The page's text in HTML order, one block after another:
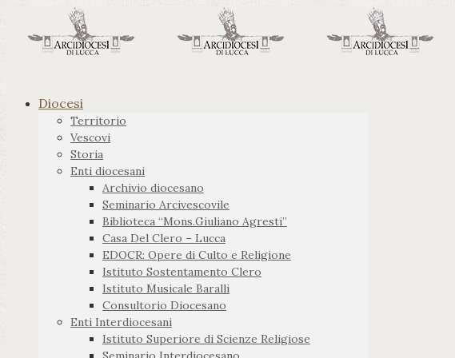
Diocesi
Territorio
Vescovi
Storia
Enti diocesani
Archivio diocesano
Seminario Arcivescovile
Biblioteca “Mons.Giuliano Agresti”
Casa Del Clero – Lucca
EDOCR: Opere di Culto e Religione
Istituto Sostentamento Clero
Istituto Musicale Baralli
Consultorio Diocesano
Enti Interdiocesani
Istituto Superiore di Scienze Religiose